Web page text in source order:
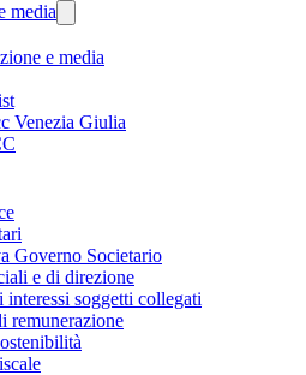
media
e media
Venezia Giulia
Governo Societario
e di direzione
soggetti collegati
remunerazione